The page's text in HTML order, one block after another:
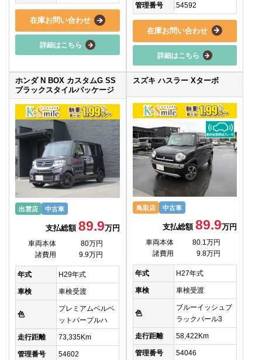
在庫お問い合わせ
詳細はこちら
管理番号 54592
在庫お問い合わせ
詳細はこちら
ホンダ N BOX カスタムG SS
ブラックスタイルパッケージ
出雲店 中古車
支払総額 89.9万円
車両本体
80万円
諸費用
9.9万円
年式 H29年式
車検 車検受渡
色
プレミアムベルベ
ットパープルハ
走行距離 73,335Km
管理番号 54602
スズキ ハスラー Xターボ
鳥取店 中古車
支払総額89.9万円
車両本体
80.1万円
諸費用
9.8万円
年式 H27年式
車検 車検受渡
色
ブルーイッシュブ
ラックパール3
走行距離 58,422Km
管理番号 54046